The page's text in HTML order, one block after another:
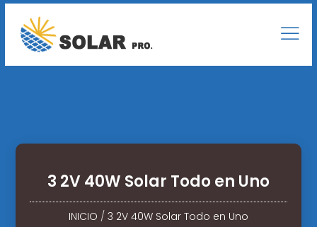
3 2V 40W Solar Todo en Uno
INICIO / 3 2V 40W Solar Todo en Uno